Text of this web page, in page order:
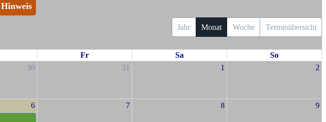
Hinweis
Jahr Monat Woche Terminübersicht
Fr Sa
So
30 31 1 2
6 7 8 9